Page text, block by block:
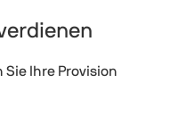
Sie Ihre Provision